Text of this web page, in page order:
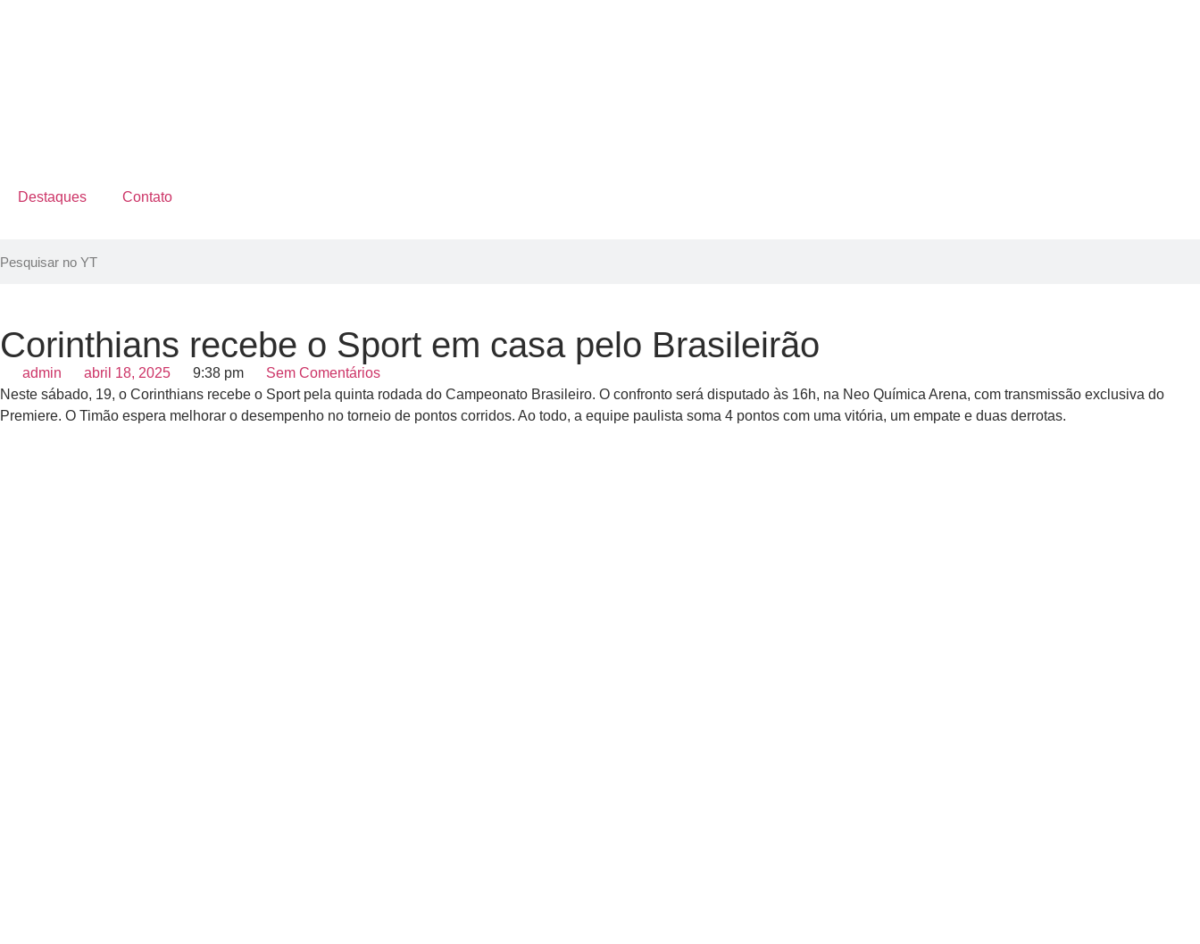
Destaques Contato
Corinthians recebe o Sport em casa pelo Brasileirão
admin abril 18, 2025 9:38 pm
Sem Comentários
Neste sábado, 19, o Corinthians recebe o Sport pela quinta rodada do Campeonato Brasileiro. O confronto será disputado às 16h, na Neo Química Arena, com transmissão exclusiva do
Premiere. O Timão espera melhorar o desempenho no torneio de pontos corridos. Ao todo, a equipe paulista soma 4 pontos com uma vitória, um empate e duas derrotas.